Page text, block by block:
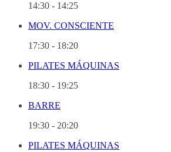
14:30 - 14:25
MOV. CONSCIENTE
17:30 - 18:20
PILATES MÁQUINAS
18:30 - 19:25
BARRE
19:30 - 20:20
PILATES MÁQUINAS